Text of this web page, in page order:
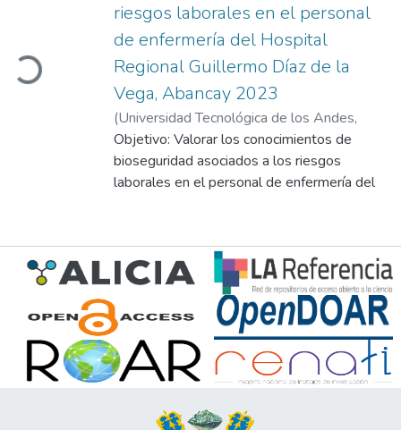
Loading...
riesgos laborales en el personal
de enfermería del Hospital
Regional Guillermo Díaz de la
Vega, Abancay 2023
(Universidad Tecnológica de los Andes,
2024-12 )Durand Porras, Rubaly;Achulli
Aguilar, Thalía;Serrano Utani, Juana Regina
Objetivo: Valorar los conocimientos de
bioseguridad asociados a los riesgos
laborales en el personal de enfermería del
relacional, no experimental y transversal.
Población 184, población accesible 101,
muestreo no probabilístico por conveniencia
y la muestra 101 personal de enfermería.
Técnicas encuestas y los instrumentos de
medición encuesta conocimientos
bioseguridad y riesgos laborales, ambos con
jueces y diseño intrasujeto, estadística no